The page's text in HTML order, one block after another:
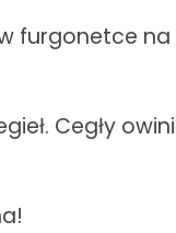
furgonetce
Cegły